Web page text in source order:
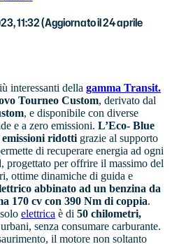
11:32(Aggiornato il 24 aprile
interessanti della gamma Transit.
Tourneo Custom, derivato dal
, e disponibile con diverse
e a zero emissioni. L’Eco- Blue
ridotti grazie al supporto
di recuperare energia ad ogni
per offrire il massimo del
ottime dinamiche di guida e
abbinato ad un benzina da
170 cv con 390 Nm di coppia.
elettrica è di 50 chilometri,
senza consumare carburante.
il motore non soltanto